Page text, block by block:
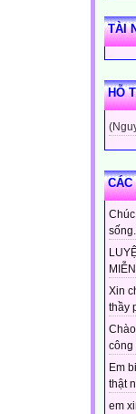
TÀI
HỖ
CÁC
Xin
thầy
công
Em
thật
em